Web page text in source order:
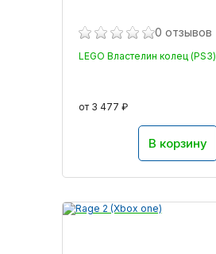
0 отзывов
LEGO Властелин колец (PS3)
от 3 477 ₽
В корзину